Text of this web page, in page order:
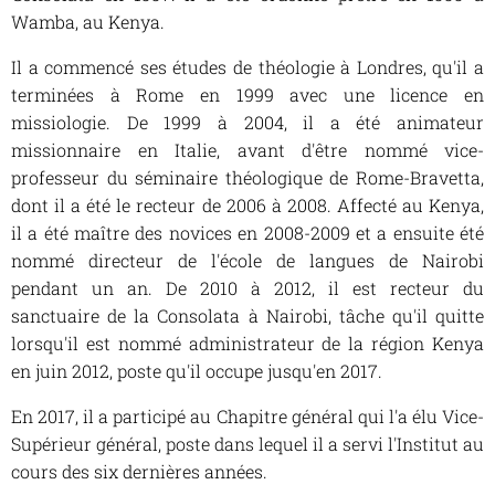
Wamba, au Kenya.
Il a commencé ses études de théologie à Londres, qu'il a
terminées à Rome en 1999 avec une licence en
missiologie. De 1999 à 2004, il a été animateur
missionnaire en Italie, avant d'être nommé vice-
professeur du séminaire théologique de Rome-Bravetta,
dont il a été le recteur de 2006 à 2008. Affecté au Kenya,
il a été maître des novices en 2008-2009 et a ensuite été
nommé directeur de l'école de langues de Nairobi
pendant un an. De 2010 à 2012, il est recteur du
sanctuaire de la Consolata à Nairobi, tâche qu'il quitte
lorsqu'il est nommé administrateur de la région Kenya
en juin 2012, poste qu'il occupe jusqu'en 2017.
En 2017, il a participé au Chapitre général qui l'a élu Vice-
Supérieur général, poste dans lequel il a servi l'Institut au
cours des six dernières années.